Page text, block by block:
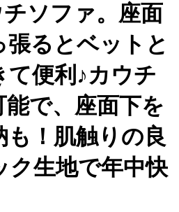
ソファ。座面
るとベットと
て便利♪カウチ
で、座面下を
も！肌触りの良
ク生地で年中快